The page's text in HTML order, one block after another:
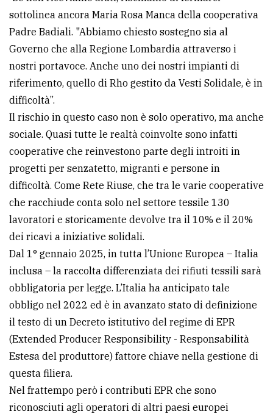
sottolinea ancora Maria Rosa Manca della cooperativa
Padre Badiali. "Abbiamo chiesto sostegno sia al
Governo che alla Regione Lombardia attraverso i
nostri portavoce. Anche uno dei nostri impianti di
riferimento, quello di Rho gestito da Vesti Solidale, è in
difficoltà”.
Il rischio in questo caso non è solo operativo, ma anche
sociale. Quasi tutte le realtà coinvolte sono infatti
cooperative che reinvestono parte degli introiti in
progetti per senzatetto, migranti e persone in
difficoltà. Come Rete Riuse, che tra le varie cooperative
che racchiude conta solo nel settore tessile 130
lavoratori e storicamente devolve tra il 10% e il 20%
dei ricavi a iniziative solidali.
Dal 1° gennaio 2025, in tutta l’Unione Europea – Italia
inclusa – la raccolta differenziata dei rifiuti tessili sarà
obbligatoria per legge. L’Italia ha anticipato tale
obbligo nel 2022 ed è in avanzato stato di definizione
il testo di un Decreto istitutivo del regime di EPR
(Extended Producer Responsibility - Responsabilità
Estesa del produttore) fattore chiave nella gestione di
questa filiera.
Nel frattempo però i contributi EPR che sono
riconosciuti agli operatori di altri paesi europei